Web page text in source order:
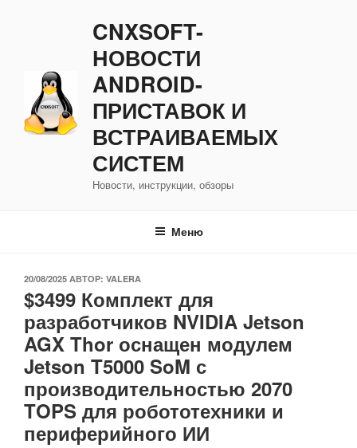
CNXSOFT-
НОВОСТИ
ANDROID-
ПРИСТАВОК И
ВСТРАИВАЕМЫХ
СИСТЕМ
Новости, инструкции, обзоры
Меню
ОПУБЛИКОВАНО
20/08/2025 АВТОР: VALERA
$3499 Комплект для
разработчиков NVIDIA Jetson
AGX Thor оснащен модулем
Jetson T5000 SoM с
производительностью 2070
TOPS для робототехники и
периферийного ИИ